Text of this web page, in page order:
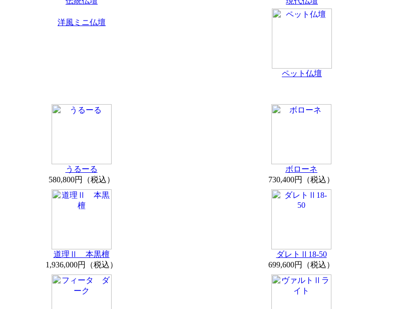
洋風ミニ仏壇
ペット仏壇
うるーる
580,800円（税込）
ボローネ
730,400円（税込）
道理Ⅱ 本黒檀
1,936,000円（税込）
ダレトⅡ18-50
699,600円（税込）